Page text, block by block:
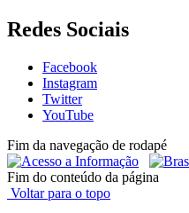
Redes Sociais
Facebook
Instagram
Twitter
YouTube
Fim da navegação de rodapé
Fim do conteúdo da página
Voltar para o topo